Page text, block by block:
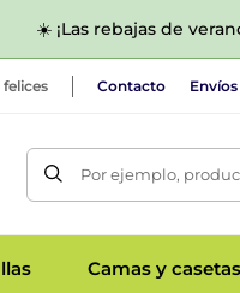
☀️ ¡Las rebajas de
Contacto
Por ejemplo,
Camas y